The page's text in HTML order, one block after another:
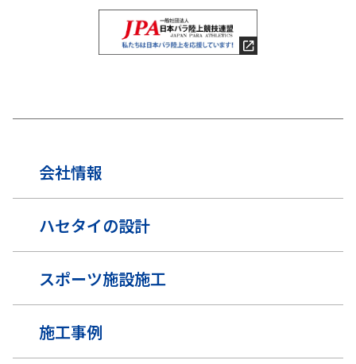
会社情報
ハセタイの設計
スポーツ施設施工
施工事例